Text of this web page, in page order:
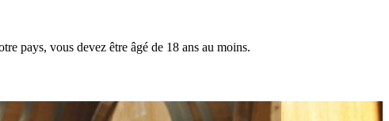
pays, vous devez être âgé de 18 ans au moins.